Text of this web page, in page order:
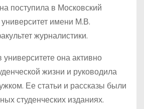
поступила в Московский
имени М.В.
журналистики.
она активно
жизни и руководила
Ее статьи и рассказы были
студенческих изданиях.